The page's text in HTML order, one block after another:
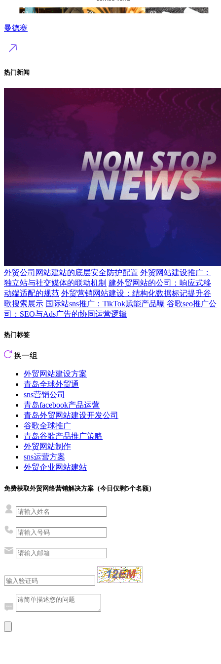
曼德赛
热门新闻
外贸公司网站建站的底层安全防护配置 外贸网站建设推广：
独立站与社交媒体的联动机制 建外贸网站的公司：响应式移
动端适配的规范 外贸营销网站建设：结构化数据标记提升谷
歌搜索展示 国际站sns推广：TikTok赋能产品曝 谷歌seo推广公
司：SEO与Ads广告的协同运营逻辑
热门标签
换一组
外贸网站建设方案
青岛全球外贸通
sns营销公司
青岛facebook产品运营
青岛外贸网站建设开发公司
谷歌全球推广
青岛谷歌产品推广策略
外贸网站制作
sns运营方案
外贸企业网站建站
免费获取外贸网络营销解决方案（今日仅剩5个名额）